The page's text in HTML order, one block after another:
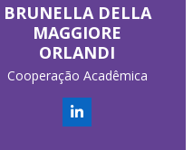
BRUNELLA DELLA
MAGGIORE
ORLANDI
Cooperação Acadêmica
Linkedin